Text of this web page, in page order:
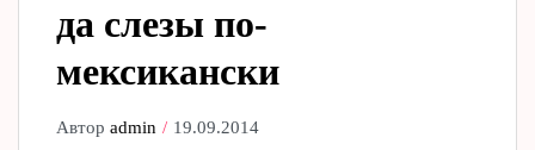
да слезы по-
мексикански
Авторadmin 19.09.2014